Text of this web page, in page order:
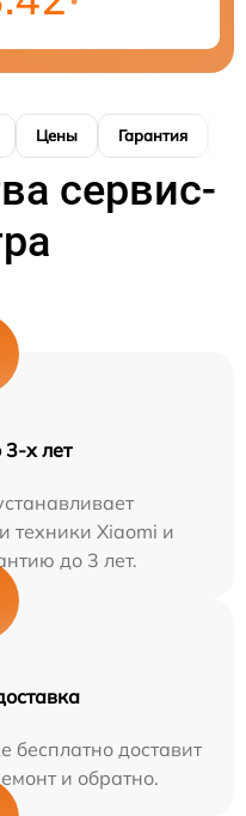
Цены Гарантия
сервис-
3-х лет
техники Xiaomi и
до 3 лет.
бесплатно доставит
и обратно.